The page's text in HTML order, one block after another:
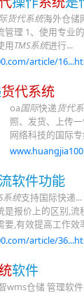
货代系统海外仓储
理 1、使用专业
用TMS系统进行...
article/
货代系统
oa国际快递 货代
照、发货、上传
网络科技的国际
软件功能
系统支持国际快递
是报价上的区别,
要,有效提高工作效
article/
软件
wms仓储 管理软